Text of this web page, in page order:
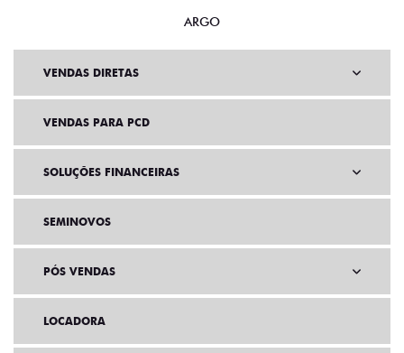
ARGO
VENDAS DIRETAS
VENDAS PARA PCD
SOLUÇÕES FINANCEIRAS
SEMINOVOS
PÓS VENDAS
LOCADORA